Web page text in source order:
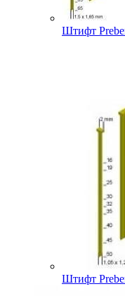
Штифт
Штифт